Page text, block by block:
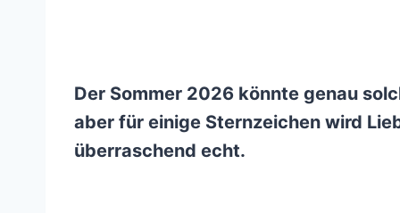
Der Sommer 2026 könnte genau
aber für einige Sternzeichen wird
überraschend echt.